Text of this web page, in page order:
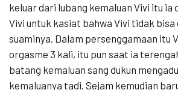
keluar dari lubang kemaluan Vivi itu ia
Vivi untuk kasiat bahwa Vivi tidak bisa
suaminya. Dalam persenggamaan itu
orgasme 3 kali, itu pun saat ia
batang kemaluan sang dukun
kemaluanya tadi. Sejam kemudian